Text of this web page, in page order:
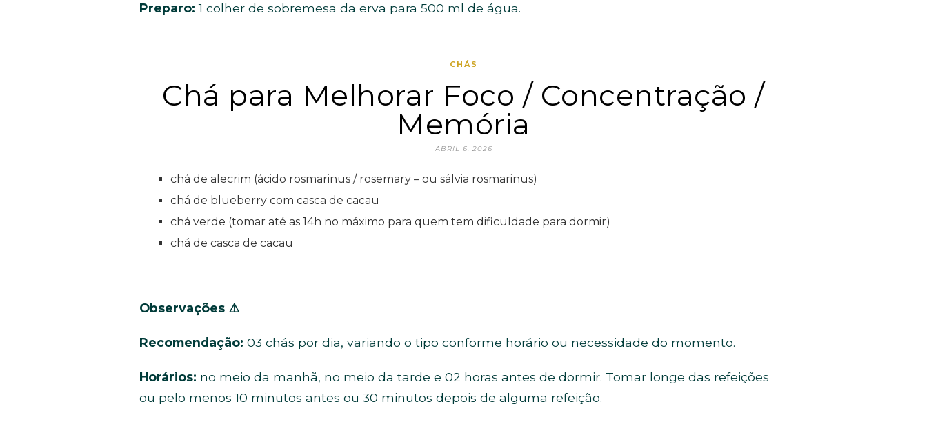
Preparo: 1 colher de sobremesa da erva para 500 ml de água.
CHÁS
Chá para Melhorar Foco / Concentração /
Memória
ABRIL 6, 2026
chá de alecrim (ácido rosmarinus / rosemary – ou sálvia rosmarinus)
chá de blueberry com casca de cacau
chá verde (tomar até as 14h no máximo para quem tem dificuldade para dormir)
chá de casca de cacau
Observações ⚠️
Recomendação: 03 chás por dia, variando o tipo conforme horário ou necessidade do momento.
Horários: no meio da manhã, no meio da tarde e 02 horas antes de dormir. Tomar longe das refeições
ou pelo menos 10 minutos antes ou 30 minutos depois de alguma refeição.